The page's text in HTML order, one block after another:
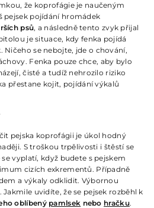
že koprofágie je naučeným
pejsek pojídání hromádek
psů, a následně tento zvyk přijal
je situace, kdy fenka pojídá
Ničeho se nebojte, jde o chování,
Fenka pouze chce, aby bylo
čisté a tudíž nehrozilo riziko
přestane kojit, pojídání výkalů
pejska koprofágii je úkol hodný
S troškou trpělivosti i štěstí se
vyplatí, když budete s pejskem
cizích exkrementů. Případně
a výkaly odklidit. Výbornou
uvidíte, že se pejsek rozběhl k
oblíbený pamlsek nebo hračku.